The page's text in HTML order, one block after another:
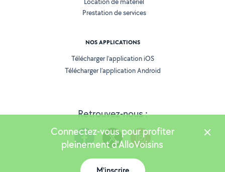
Retrouvez-nous :
Prestation de services
NOS APPLICATIONS
Télécharger l’application iOS
Télécharger l’application Android
Version 25.5.3
Connectez-vous pour profiter
pleinement d'AlloVoisins